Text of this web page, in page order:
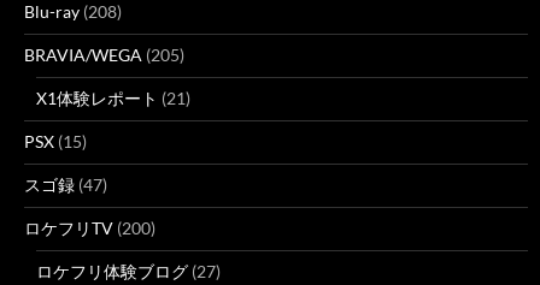
Blu-ray (208)
BRAVIA/WEGA (205)
X1体験レポート (21)
PSX (15)
スゴ録 (47)
ロケフリTV (200)
ロケフリ体験ブログ (27)